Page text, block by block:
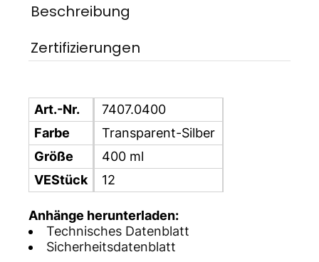
Beschreibung
Zertifizierungen
Art.-Nr.
Farbe
Größe
VEStück
7407.0400
Transparent-Silber
400 ml
12
Anhänge herunterladen:
Technisches Datenblatt
Sicherheitsdatenblatt